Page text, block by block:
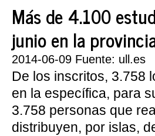
Más de 4.100
junio en la
2014-06-09 Fuente: ull.es
De los inscritos, 3.758
en la específica, para
3.758 personas que
distribuyen, por islas,